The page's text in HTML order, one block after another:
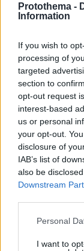
Protothema -
Information
If you wish to
processing of
targeted
section to
opt-out request
interest-based
us or personal
your opt-out.
disclosure of
IAB’s list of
also be
Downstream
Please note
not limited to
Personal
I want to
* Υποχρεωτικά
ΡΟΗ
Ειδήσεις
Αναφορές για
πριν 10 λεπτά
Το ελληνικό
πριν 10 λεπτά
πριν 19 λεπτά